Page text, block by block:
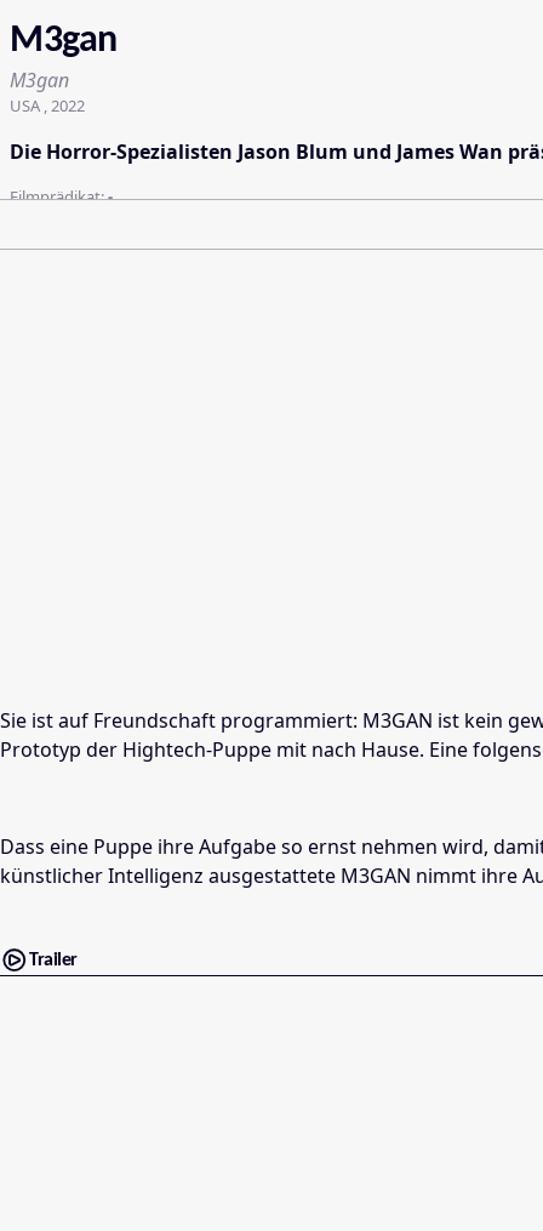
M3gan
M3gan
USA , 2022
Die Horror-Spezialisten Jason Blum und James Wan
Filmprädikat:-
Sie ist auf Freundschaft programmiert: M3GAN ist kein
Prototyp der Hightech-Puppe mit nach Hause. Eine
Dass eine Puppe ihre Aufgabe so ernst nehmen wird,
künstlicher Intelligenz ausgestattete M3GAN nimmt ihre
Trailer